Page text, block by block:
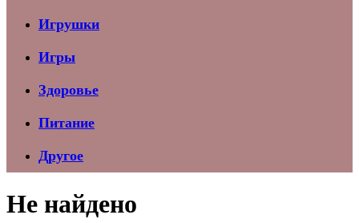
Игрушки
Игры
Здоровье
Питание
Другое
Не найдено